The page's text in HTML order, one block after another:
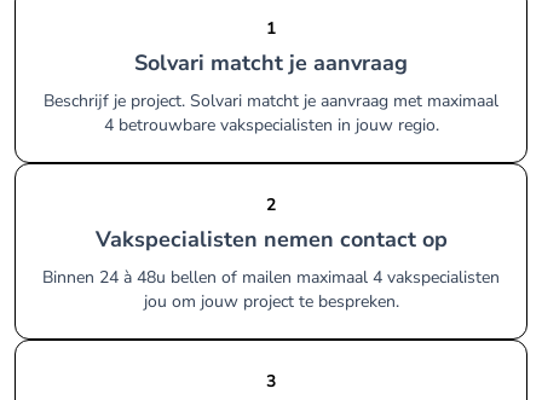
1
Solvari matcht je aanvraag
Beschrijf je project. Solvari matcht je aanvraag met maximaal
4 betrouwbare vakspecialisten in jouw regio.
2
Vakspecialisten nemen contact op
Binnen 24 à 48u bellen of mailen maximaal 4 vakspecialisten
jou om jouw project te bespreken.
3